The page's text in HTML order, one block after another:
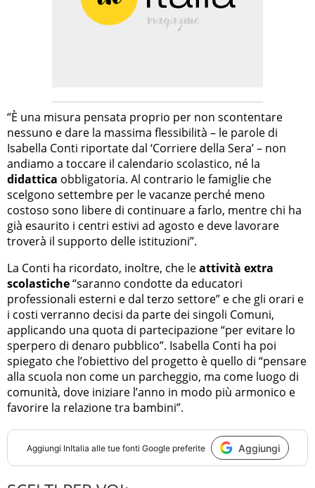
“È una misura pensata proprio per non scontentare
nessuno e dare la massima flessibilità – le parole di
Isabella Conti riportate dal ‘Corriere della Sera’ – non
andiamo a toccare il calendario scolastico, né la
didattica obbligatoria. Al contrario le famiglie che
scelgono settembre per le vacanze perché meno
costoso sono libere di continuare a farlo, mentre chi ha
già esaurito i centri estivi ad agosto e deve lavorare
troverà il supporto delle istituzioni”.
La Conti ha ricordato, inoltre, che leattività extra
scolastiche“saranno condotte da educatori
professionali esterni e dal terzo settore” e che gli orari e
i costi verranno decisi da parte dei singoli Comuni,
applicando una quota di partecipazione “per evitare lo
sperpero di denaro pubblico”. Isabella Conti ha poi
spiegato che l’obiettivo del progetto è quello di “pensare
alla scuola non come un parcheggio, ma come luogo di
comunità, dove iniziare l’anno in modo più armonico e
favorire la relazione tra bambini”.
Aggiungi InItalia alle tue fonti Google preferite Aggiungi